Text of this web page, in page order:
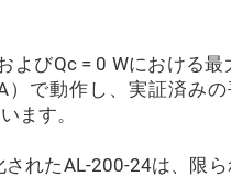
びQc = 0 Wにおける
で動作し、実証済み
ます。
れたAL-200-24は、限